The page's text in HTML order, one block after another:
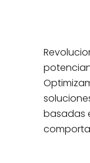
basadas